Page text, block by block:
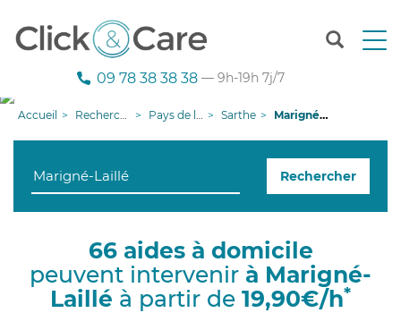
T
n
g
09 78 38 38 38 — 9h-19h 7j/7
Accueil Recherche aide à domicile Pays de la Loire Sarthe Marigné-Laillé
Rechercher
66 aides à domicile
peuvent intervenir à Marigné-
Laillé à partir de 19,90€/h*